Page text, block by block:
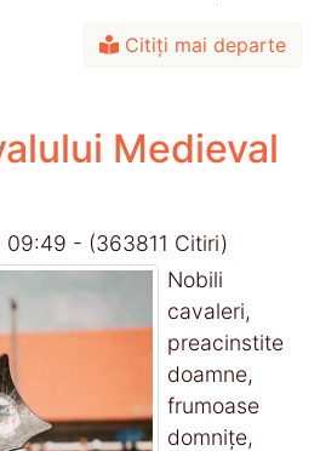
Citiți mai departe
Medieval
09:49 - (363811 Citiri)
Nobili
cavaleri,
preacinstite
doamne,
frumoase
domniţe,